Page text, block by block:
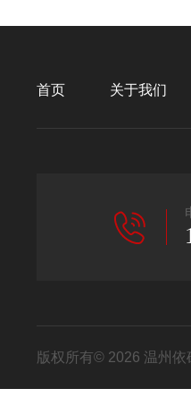
首页 关于我们
版权所有© 2026 温州